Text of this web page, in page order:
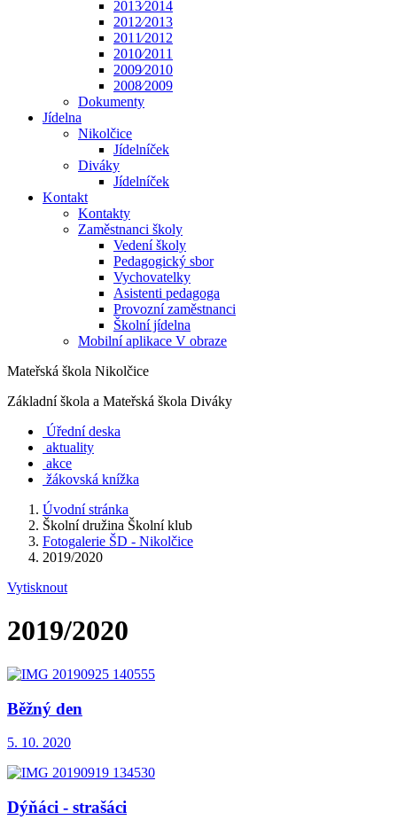
2013⁄2014
2012⁄2013
2011⁄2012
2010⁄2011
2009⁄2010
2008⁄2009
Dokumenty
Jídelna
Nikolčice
Jídelníček
Diváky
Jídelníček
Kontakt
Kontakty
Zaměstnanci školy
Vedení školy
Pedagogický sbor
Vychovatelky
Asistenti pedagoga
Provozní zaměstnanci
Školní jídelna
Mobilní aplikace V obraze
Mateřská škola Nikolčice
Základní škola a Mateřská škola Diváky
Úřední deska
aktuality
akce
žákovská knížka
Úvodní stránka
Školní družina Školní klub
Fotogalerie ŠD - Nikolčice
2019/2020
Vytisknout
2019/2020
Běžný den
5. 10. 2020
Dýňáci - strašáci